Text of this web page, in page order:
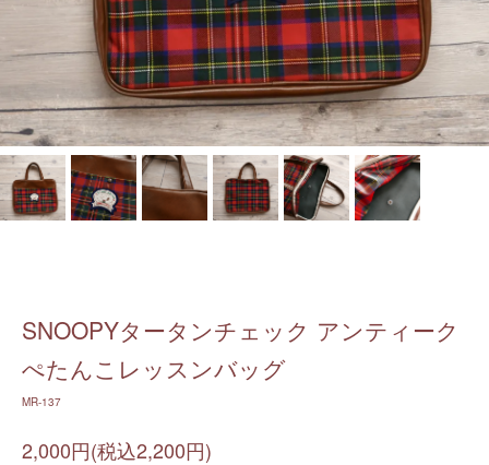
SNOOPYタータンチェック アンティーク
ぺたんこレッスンバッグ
MR-137
2,000円(税込2,200円)